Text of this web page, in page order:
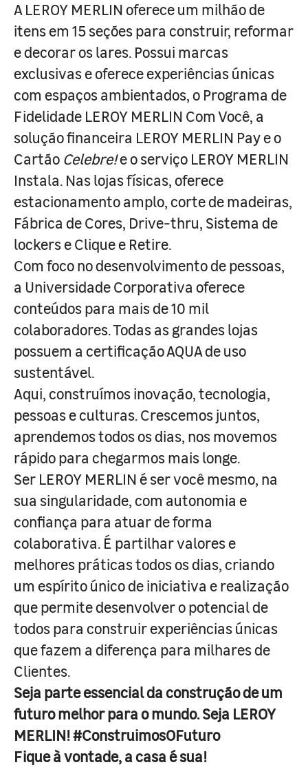
A LEROY MERLIN oferece um milhão de
itens em 15 seções para construir, reformar
e decorar os lares. Possui marcas
exclusivas e oferece experiências únicas
com espaços ambientados, o Programa de
Fidelidade LEROY MERLIN Com Você, a
solução financeira LEROY MERLIN Pay e o
Cartão Celebre!e o serviço LEROY MERLIN
Instala. Nas lojas físicas, oferece
estacionamento amplo, corte de madeiras,
Fábrica de Cores, Drive-thru, Sistema de
lockers e Clique e Retire.
Com foco no desenvolvimento de pessoas,
a Universidade Corporativa oferece
conteúdos para mais de 10 mil
colaboradores. Todas as grandes lojas
possuem a certificação AQUA de uso
sustentável.
Aqui, construímos inovação, tecnologia,
pessoas e culturas. Crescemos juntos,
aprendemos todos os dias, nos movemos
rápido para chegarmos mais longe.
Ser LEROY MERLIN é ser você mesmo, na
sua singularidade, com autonomia e
confiança para atuar de forma
colaborativa. É partilhar valores e
melhores práticas todos os dias, criando
um espírito único de iniciativa e realização
que permite desenvolver o potencial de
todos para construir experiências únicas
que fazem a diferença para milhares de
Clientes.
Seja parte essencial da construção de um
futuro melhor para o mundo. Seja LEROY
MERLIN! #ConstruimosOFuturo
Fique à vontade, a casa é sua!